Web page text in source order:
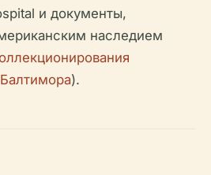
и документы,
наследием
).